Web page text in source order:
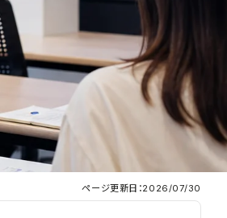
ページ更新日：2026/07/30